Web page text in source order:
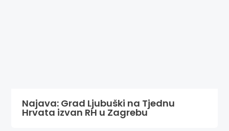
Najava: Grad Ljubuški na Tjednu
Hrvata izvan RH u Zagrebu